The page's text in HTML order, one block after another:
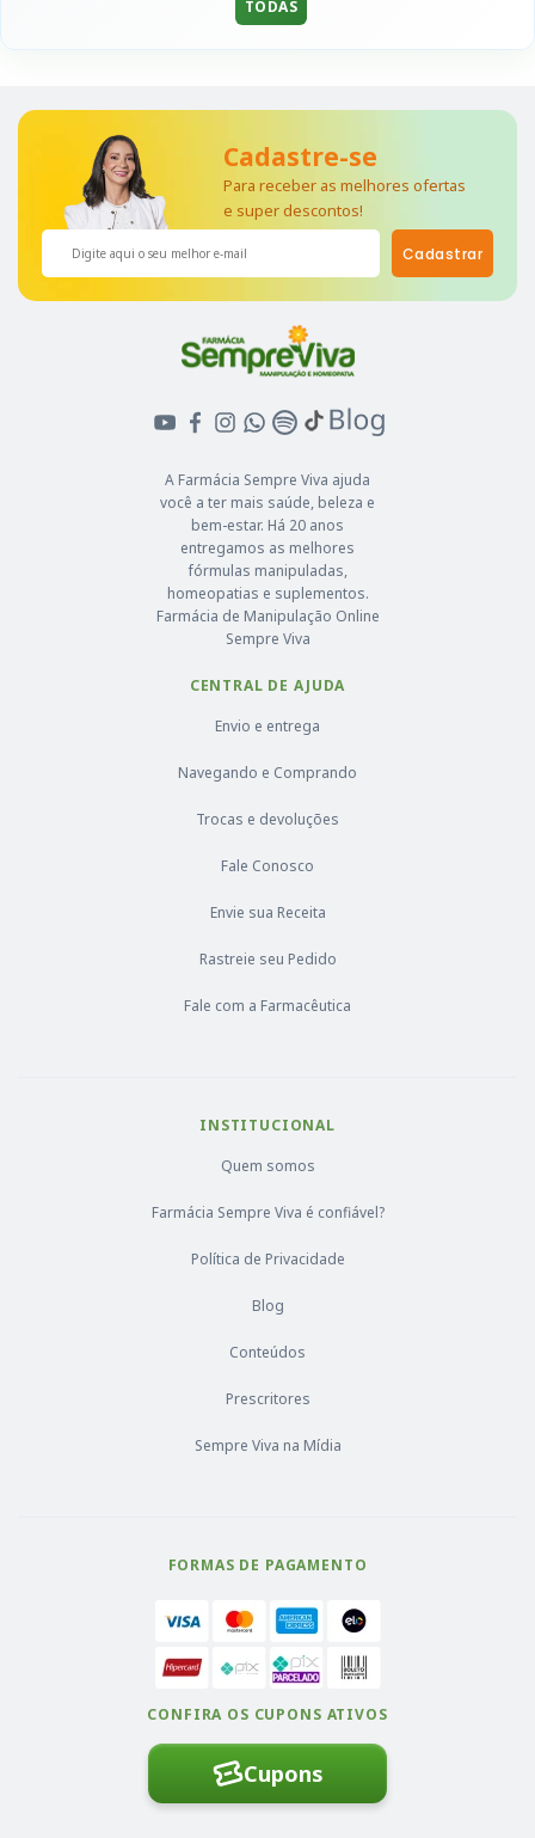
TODAS
A Farmácia Sempre Viva ajuda
você a ter mais saúde, beleza e
bem-estar. Há 20 anos
entregamos as melhores
fórmulas manipuladas,
homeopatias e suplementos.
Farmácia de Manipulação Online
Sempre Viva
CENTRAL DE AJUDA
Envio e entrega
Navegando e Comprando
Trocas e devoluções
Fale Conosco
Envie sua Receita
Rastreie seu Pedido
Fale com a Farmacêutica
INSTITUCIONAL
Quem somos
Farmácia Sempre Viva é confiável?
Política de Privacidade
Blog
Conteúdos
Prescritores
Sempre Viva na Mídia
FORMAS DE PAGAMENTO
CONFIRA OS CUPONS ATIVOS
Cupons
Cadastre-se
Para receber as melhores ofertas
e super descontos!
Cadastrar